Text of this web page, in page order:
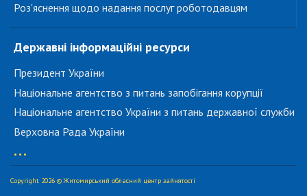
Роз'яснення щодо надання послуг роботодавцям
Державні інформаційні ресурси
Президент України
Національне агентство з питань запобігання корупції
Національне агентство України з питань державної служби
Верховна Рада України
...
Copyright 2026 © Житомирський обласний центр зайнятості